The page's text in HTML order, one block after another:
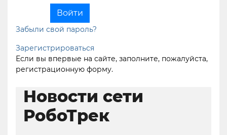
Забыли свой пароль?
Зарегистрироваться
Если вы впервые на сайте, заполните, пожалуйста,
регистрационную форму.
Новости сети
РобоТрек